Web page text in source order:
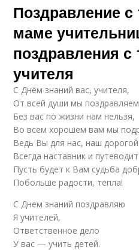
Поздравление с
маме
поздравления с
учителя
С Днём знаний вас, учителя,
От всей души мы
Без вас по жизни нам нельзя,
Во всем хорошем вам мы
Ведь Вы для нас, наш дорогой
Всегда наставник и
Пусть будет к Вам судьба
Побольше радости, тепла!
С Днем знаний поздравляю
Я учителей,
Ответственное дело
У вас — учить детей.